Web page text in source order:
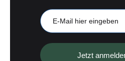
Mail
Jetzt